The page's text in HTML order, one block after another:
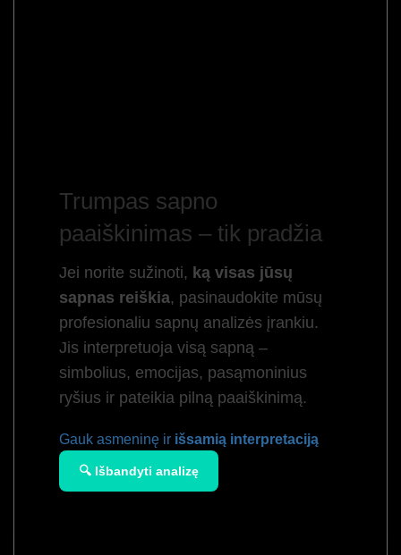
Trumpas sapno
paaiškinimas – tik pradžia
Jei norite sužinoti, ką visas jūsų
sapnas reiškia, pasinaudokite mūsų
profesionaliu sapnų analizės įrankiu.
Jis interpretuoja visą sapną –
simbolius, emocijas, pasąmoninius
ryšius ir pateikia pilną paaiškinimą.
Gauk asmeninę ir išsamią interpretaciją
🔍 Išbandyti analizę